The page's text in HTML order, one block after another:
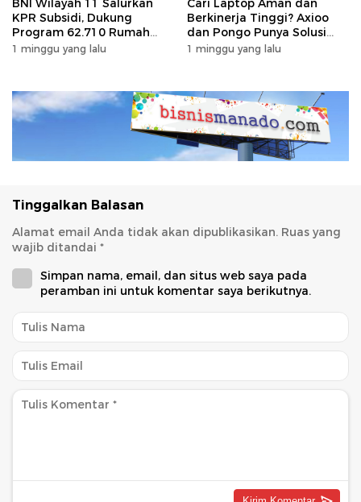
BNI Wilayah 11 Salurkan
KPR Subsidi, Dukung
Program 62.710 Rumah
Bersubsidi
1 minggu yang lalu
Cari Laptop Aman dan
Berkinerja Tinggi? Axioo
dan Pongo Punya Solusi
dengan Garansi Ekstra
1 minggu yang lalu
Tinggalkan Balasan
Alamat email Anda tidak akan dipublikasikan. Ruas yang
wajib ditandai *
Simpan nama, email, dan situs web saya pada
peramban ini untuk komentar saya berikutnya.